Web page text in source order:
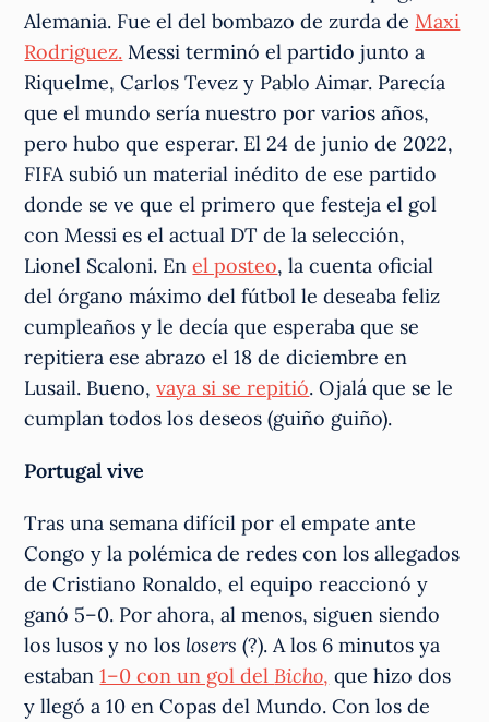
Alemania. Fue el del bombazo de zurda deMaxi
Rodriguez. Messi terminó el partido junto a
Riquelme, Carlos Tevez y Pablo Aimar. Parecía
que el mundo sería nuestro por varios años,
pero hubo que esperar. El 24 de junio de 2022,
FIFA subió un material inédito de ese partido
donde se ve que el primero que festeja el gol
con Messi es el actual DT de la selección,
Lionel Scaloni. Enel posteo, la cuenta oficial
del órgano máximo del fútbol le deseaba feliz
cumpleaños y le decía que esperaba que se
repitiera ese abrazo el 18 de diciembre en
Lusail. Bueno,vaya si se repitió. Ojalá que se le
cumplan todos los deseos (guiño guiño).
Portugal vive
Tras una semana difícil por el empate ante
Congo y la polémica de redes con los allegados
de Cristiano Ronaldo, el equipo reaccionó y
ganó 5–0. Por ahora, al menos, siguen siendo
los lusos y no los losers (?). A los 6 minutos ya
estaban1–0 con un gol delBicho, que hizo dos
y llegó a 10 en Copas del Mundo. Con los de